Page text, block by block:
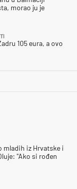
morao ju je
105 eura, a ovo
mladih iz Hrvatske i
"Ako si rođen